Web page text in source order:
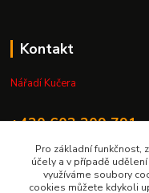
Kontakt
Nářadí Kučera
+420 603 209 791
info@naradikucera.cz
Pro základní funkčnost,
účely a v případě
využíváme soubory
cookies můžete kdykoli